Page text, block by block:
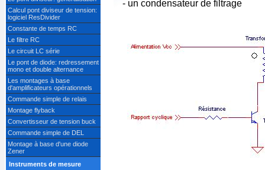
- un condensateur de filtrage
Calcul pont diviseur de tension:
logiciel ResDivider
Constante de temps RC
Le filtre RC
Le circuit LC série
Le pont de diode: redressement
mono et double alternance
Les montages à base
d'amplificateurs opérationnels
Commande simple de relais
Montage flyback
Convertisseur de tension buck
Commande simple de DEL
Montage à base d'une diode
Zener
Instruments de mesure